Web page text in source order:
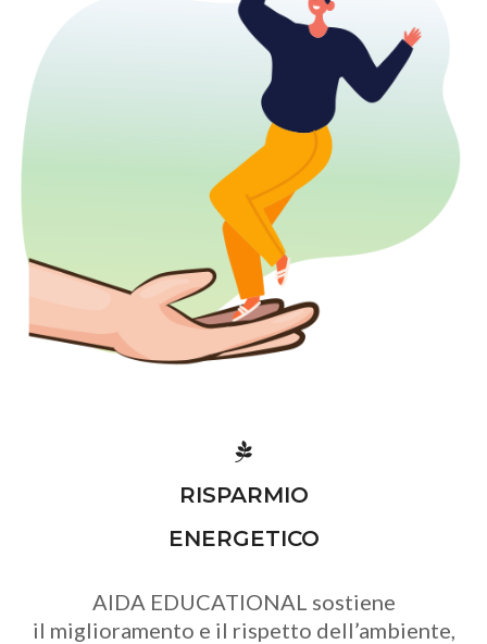
RISPARMIO
ENERGETICO
AIDA EDUCATIONAL sostiene
il miglioramento e il rispetto dell’ambiente,